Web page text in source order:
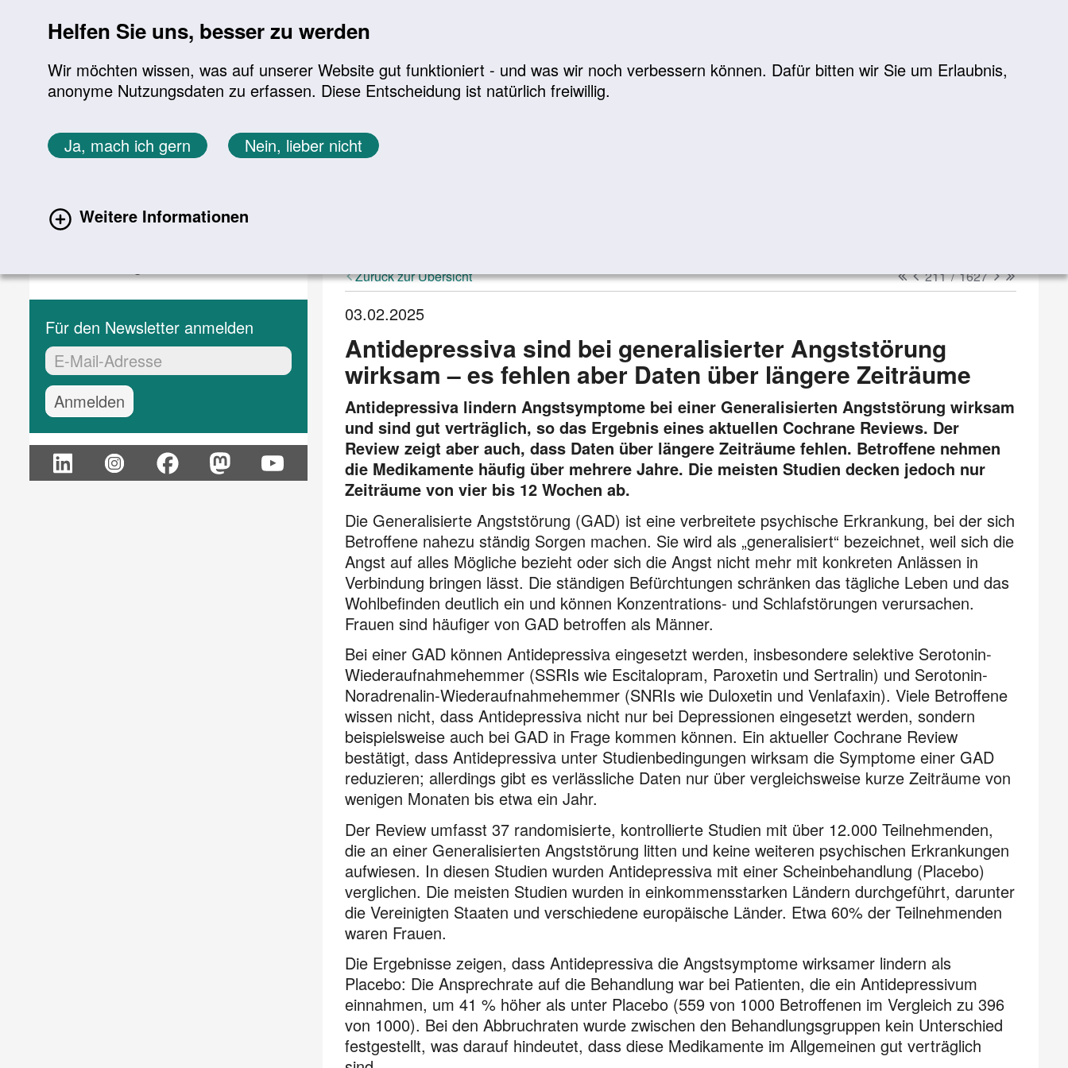
Helfen Sie uns, besser zu werden
Wir möchten wissen, was auf unserer Website gut funktioniert - und was wir noch verbessern können. Dafür bitten wir Sie um Erlaubnis,
anonyme Nutzungsdaten zu erfassen. Diese Entscheidung ist natürlich freiwillig.
Ja, mach ich gern Nein, lieber nicht
Weitere Informationen
Sie befinden sich hier:
Startseite Aktuelles Aktuelle Meldungen
Aktuelle Meldungen
Für den Newsletter anmelden
EMail-Adresse:*
Zurück zur Übersicht erster
vorheriger
211/1627nächster
letzter
03.02.2025
Antidepressiva sind bei generalisierter Angststörung
wirksam – es fehlen aber Daten über längere Zeiträume
Antidepressiva lindern Angstsymptome bei einer Generalisierten Angststörung wirksam
und sind gut verträglich, so das Ergebnis eines aktuellen Cochrane Reviews. Der
Review zeigt aber auch, dass Daten über längere Zeiträume fehlen. Betroffene nehmen
die Medikamente häufig über mehrere Jahre. Die meisten Studien decken jedoch nur
Zeiträume von vier bis 12 Wochen ab.
Die Generalisierte Angststörung (GAD) ist eine verbreitete psychische Erkrankung, bei der sich
Betroffene nahezu ständig Sorgen machen. Sie wird als „generalisiert“ bezeichnet, weil sich die
Angst auf alles Mögliche bezieht oder sich die Angst nicht mehr mit konkreten Anlässen in
Verbindung bringen lässt. Die ständigen Befürchtungen schränken das tägliche Leben und das
Wohlbefinden deutlich ein und können Konzentrations- und Schlafstörungen verursachen.
Frauen sind häufiger von GAD betroffen als Männer.
Bei einer GAD können Antidepressiva eingesetzt werden, insbesondere selektive Serotonin-
Wiederaufnahmehemmer (SSRIs wie Escitalopram, Paroxetin und Sertralin) und Serotonin-
Noradrenalin-Wiederaufnahmehemmer (SNRIs wie Duloxetin und Venlafaxin). Viele Betroffene
wissen nicht, dass Antidepressiva nicht nur bei Depressionen eingesetzt werden, sondern
beispielsweise auch bei GAD in Frage kommen können. Ein aktueller Cochrane Review
bestätigt, dass Antidepressiva unter Studienbedingungen wirksam die Symptome einer GAD
reduzieren; allerdings gibt es verlässliche Daten nur über vergleichsweise kurze Zeiträume von
wenigen Monaten bis etwa ein Jahr.
Der Review umfasst 37 randomisierte, kontrollierte Studien mit über 12.000 Teilnehmenden,
die an einer Generalisierten Angststörung litten und keine weiteren psychischen Erkrankungen
aufwiesen. In diesen Studien wurden Antidepressiva mit einer Scheinbehandlung (Placebo)
verglichen. Die meisten Studien wurden in einkommensstarken Ländern durchgeführt, darunter
die Vereinigten Staaten und verschiedene europäische Länder. Etwa 60% der Teilnehmenden
waren Frauen.
Die Ergebnisse zeigen, dass Antidepressiva die Angstsymptome wirksamer lindern als
Placebo: Die Ansprechrate auf die Behandlung war bei Patienten, die ein Antidepressivum
einnahmen, um 41 % höher als unter Placebo (559 von 1000 Betroffenen im Vergleich zu 396
von 1000). Bei den Abbruchraten wurde zwischen den Behandlungsgruppen kein Unterschied
festgestellt, was darauf hindeutet, dass diese Medikamente im Allgemeinen gut verträglich